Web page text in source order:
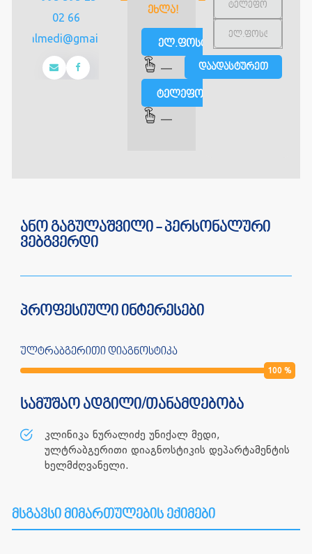
02 66
uniqalmedi@gmail.com
ᲔᲮᲚᲐ!
ელ.ფოსტით
—
ტელეფონით
—
ანო გაგულაშვილი - პერსონალური
ვებგვერდი
პროფესიული ინტერესები
ულტრაბგერითი დიაგნოსტიკა
100 %
სამუშაო ადგილი/თანამდებობა
კლინიკა ნურალიძე უნიქალ მედი,
ულტრაბგერითი დიაგნოსტიკის დეპარტამენტის
ხელმძღვანელი.
მსგავსი მიმართულების ექიმები